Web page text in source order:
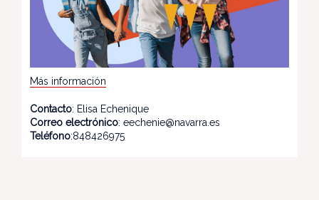
Más información
Contacto: Elisa Echenique
Correo electrónico: eechenie@navarra.es
Teléfono:848426975